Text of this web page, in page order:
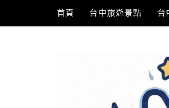
content
首頁 台中旅遊景點 台